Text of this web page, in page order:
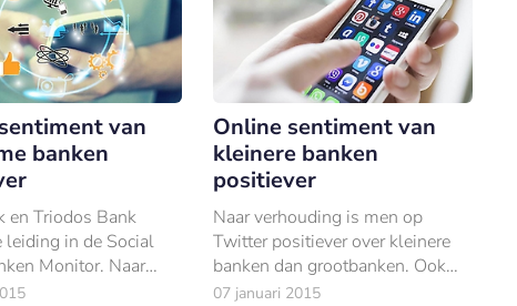
van
banken
en Triodos Bank
leiding in de Social
Monitor. Naar
is men de afgelopen
Online sentiment van
kleinere banken
positiever
Naar verhouding is men op
Twitter positiever over kleinere
banken dan grootbanken. Ook
hebben kleinere banken relatief
07 januari 2015